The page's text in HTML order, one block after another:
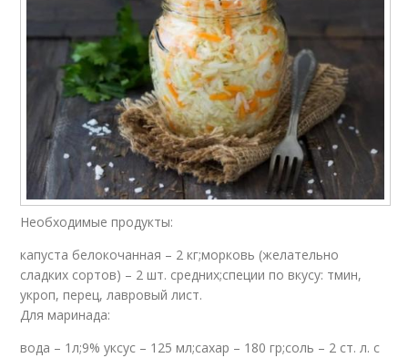
Необходимые продукты:
капуста белокочанная – 2 кг;морковь (желательно
сладких сортов) – 2 шт. средних;специи по вкусу: тмин,
укроп, перец, лавровый лист.
Для маринада:
вода – 1л;9% уксус – 125 мл;сахар – 180 гр;соль – 2 ст. л. с